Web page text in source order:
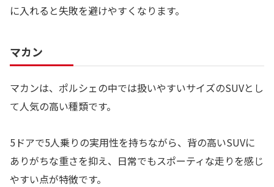
に入れると失敗を避けやすくなります。
マカン
マカンは、ポルシェの中では扱いやすいサイズのSUVとし
て人気の高い種類です。
5ドアで5人乗りの実用性を持ちながら、背の高いSUVに
ありがちな重さを抑え、日常でもスポーティな走りを感じ
やすい点が特徴です。